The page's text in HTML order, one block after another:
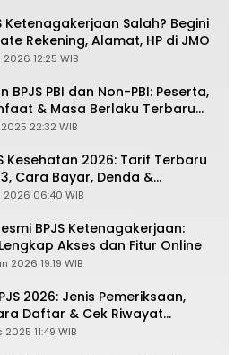
Ketenagakerjaan Salah? Begini
Rekening, Alamat, HP di JMO
2026 12:25 WIB
BPJS PBI dan Non-PBI: Peserta,
& Masa Berlaku Terbaru
22:32 WIB
Kesehatan 2026: Tarif Terbaru
3, Cara Bayar, Denda &
Peserta JKN-KIS
2026 06:40 WIB
BPJS Ketenagakerjaan:
Akses dan Fitur Online
2026 19:19 WIB
2026: Jenis Pemeriksaan,
Daftar & Cek Riwayat
Gratis
11:49 WIB